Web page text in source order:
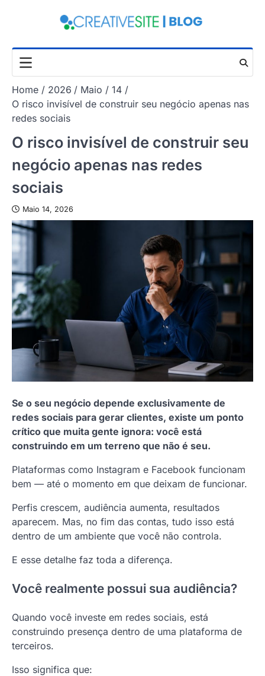
Home 2026 Maio
14
O risco invisível de construir seu negócio apenas nas
redes sociais
O risco invisível de construir seu
negócio apenas nas redes
sociais
Maio 14, 2026
Se o seu negócio depende exclusivamente de
redes sociais para gerar clientes, existe um ponto
crítico que muita gente ignora: você está
construindo em um terreno que não é seu.
Plataformas como Instagram e Facebook funcionam
bem — até o momento em que deixam de funcionar.
Perfis crescem, audiência aumenta, resultados
aparecem. Mas, no fim das contas, tudo isso está
dentro de um ambiente que você não controla.
E esse detalhe faz toda a diferença.
Você realmente possui sua audiência?
Quando você investe em redes sociais, está
construindo presença dentro de uma plataforma de
terceiros.
Isso significa que: